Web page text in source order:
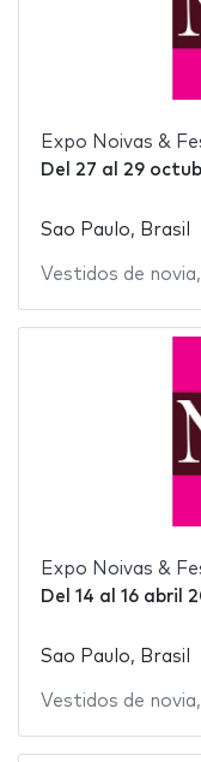
Expo Noivas &
Del 27 al 29
Sao Paulo, Brasil
Vestidos de novia,
Expo Noivas &
Del 14 al 16 abril
Sao Paulo, Brasil
Vestidos de novia,